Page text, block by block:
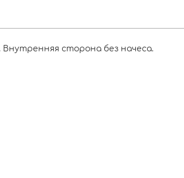
сторона без начеса.